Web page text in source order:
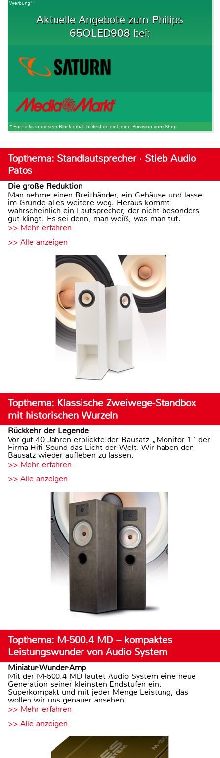
Werbung*
Aktuelle Angebote zum Philips
65OLED908 bei:
* Für Links in diesem Block erhält hifitest.de evtl. eine Provision vom Shop
Topthema: Standlautsprecher · Stieb Audio
Patos
Die große Reduktion
Man nehme einen Breitbänder, ein Gehäuse und lasse
im Grunde alles weitere weg. Heraus kommt
wahrscheinlich ein Lautsprecher, der nicht besonders
gut klingt. Es sei denn, man weiß, was man tut.
>> Mehr erfahren
>> Alle anzeigen
Topthema: Klassische Zweiwege-Standbox
mit historischen Wurzeln
Rückkehr der Legende
Vor gut 40 Jahren erblickte der Bausatz „Monitor 1“ der
Firma Hifi Sound das Licht der Welt. Wir haben den
Bausatz wieder aufleben zu lassen.
>> Mehr erfahren
>> Alle anzeigen
Topthema: M-500.4 MD – kompaktes
Leistungswunder von Audio System
Miniatur-Wunder-Amp
Mit der M-500.4 MD läutet Audio System eine neue
Generation seiner kleinsten Endstufen ein.
Superkompakt und mit jeder Menge Leistung, das
wollen wir uns genauer ansehen.
>> Mehr erfahren
>> Alle anzeigen